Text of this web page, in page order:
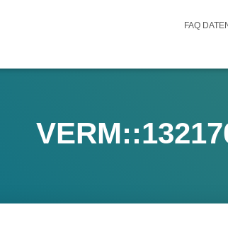
FAQ